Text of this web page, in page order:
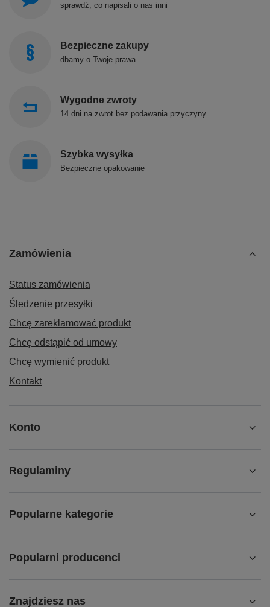
sprawdź, co napisali o nas inni
Bezpieczne zakupy
dbamy o Twoje prawa
Wygodne zwroty
14 dni na zwrot bez podawania przyczyny
Szybka wysyłka
Bezpieczne opakowanie
Zamówienia
Status zamówienia
Śledzenie przesyłki
Chcę zareklamować produkt
Chcę odstąpić od umowy
Chcę wymienić produkt
Kontakt
Konto
Regulaminy
Popularne kategorie
Popularni producenci
Znajdziesz nas